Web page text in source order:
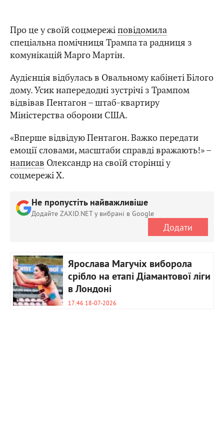
Про це у своїй соцмережіповідомила
спеціальна помічниця Трампа та радниця з
комунікацій Марго Мартін.
Аудієнція відбулась в Овальному кабінеті Білого
дому. Усик напередодні зустрічі з Трампом
відвівав Пентагон – штаб-квартиру
Міністерства оборони США.
«Вперше відвідую Пентагон. Важко передати
емоції словами, масштаби справді вражають!» –
написав Олександр на своїй сторінці у
соцмережі Х.
Не пропустіть найважливіше
Додайте ZAXID.NET у вибрані в Google
Додати
Ярослава Магучіх виборола
срібло на етапі Діамантової ліги
в Лондоні
17:46 18-07-2026